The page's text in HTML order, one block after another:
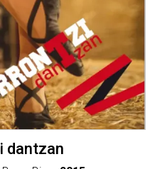
dantzan